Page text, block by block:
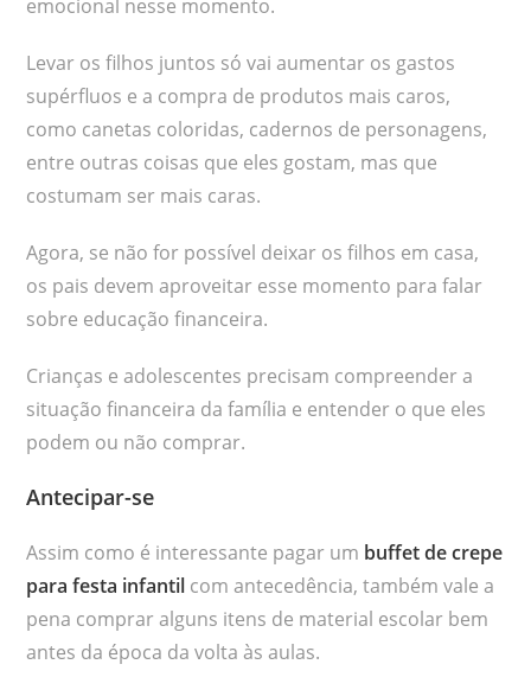
emocional nesse momento.
Levar os filhos juntos só vai aumentar os gastos
supérfluos e a compra de produtos mais caros,
como canetas coloridas, cadernos de personagens,
entre outras coisas que eles gostam, mas que
costumam ser mais caras.
Agora, se não for possível deixar os filhos em casa,
os pais devem aproveitar esse momento para falar
sobre educação financeira.
Crianças e adolescentes precisam compreender a
situação financeira da família e entender o que eles
podem ou não comprar.
Antecipar-se
Assim como é interessante pagar um buffet de crepe
para festa infantil com antecedência, também vale a
pena comprar alguns itens de material escolar bem
antes da época da volta às aulas.